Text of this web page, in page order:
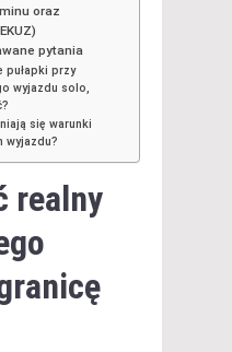
oraz
pytania
pułapki przy
wyjazdu solo,
się warunki
wyjazdu?
realny